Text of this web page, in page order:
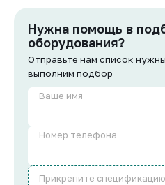
Нужна помощь в
оборудования?
Отправьте нам список
выполним подбор
Ваше имя
Номер телефона
Прикрепите спецификацию